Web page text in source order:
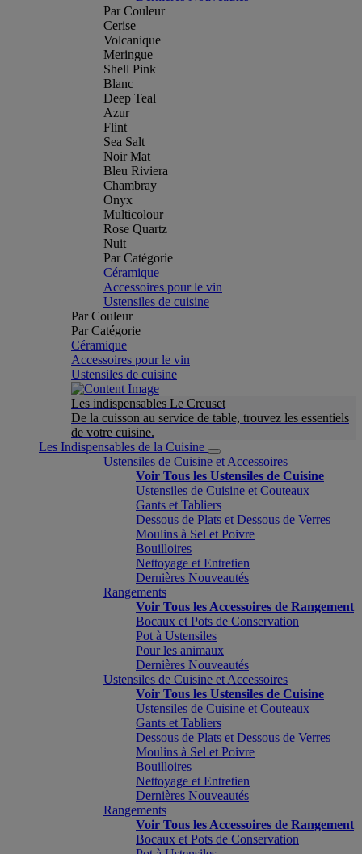
Par Couleur
Cerise
Volcanique
Meringue
Shell Pink
Blanc
Deep Teal
Azur
Flint
Sea Salt
Noir Mat
Bleu Riviera
Chambray
Onyx
Multicolour
Rose Quartz
Nuit
Par Catégorie
Céramique
Accessoires pour le vin
Ustensiles de cuisine
Par Couleur
Par Catégorie
Céramique
Accessoires pour le vin
Ustensiles de cuisine
Les indispensables Le Creuset
De la cuisson au service de table, trouvez les essentiels
de votre cuisine.
Les Indispensables de la Cuisine
Ustensiles de Cuisine et Accessoires
Voir Tous les Ustensiles de Cuisine
Ustensiles de Cuisine et Couteaux
Gants et Tabliers
Dessous de Plats et Dessous de Verres
Moulins à Sel et Poivre
Bouilloires
Nettoyage et Entretien
Dernières Nouveautés
Rangements
Voir Tous les Accessoires de Rangement
Bocaux et Pots de Conservation
Pot à Ustensiles
Pour les animaux
Dernières Nouveautés
Ustensiles de Cuisine et Accessoires
Voir Tous les Ustensiles de Cuisine
Ustensiles de Cuisine et Couteaux
Gants et Tabliers
Dessous de Plats et Dessous de Verres
Moulins à Sel et Poivre
Bouilloires
Nettoyage et Entretien
Dernières Nouveautés
Rangements
Voir Tous les Accessoires de Rangement
Bocaux et Pots de Conservation